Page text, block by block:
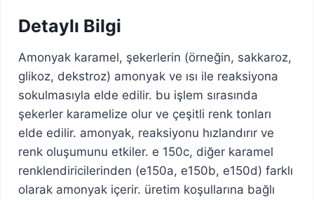
Detaylı Bilgi
Amonyak karamel, şekerlerin (örneğin, sakkaroz,
glikoz, dekstroz) amonyak ve ısı ile reaksiyona
sokulmasıyla elde edilir. bu işlem sırasında
şekerler karamelize olur ve çeşitli renk tonları
elde edilir. amonyak, reaksiyonu hızlandırır ve
renk oluşumunu etkiler. e 150c, diğer karamel
renklendiricilerinden (e150a, e150b, e150d) farklı
olarak amonyak içerir. üretim koşullarına bağlı